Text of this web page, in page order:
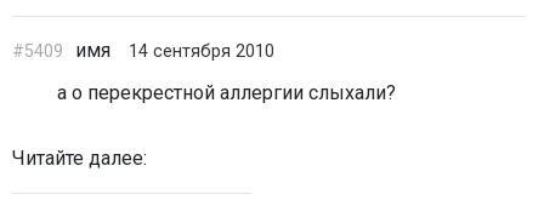
#5409 имя 14 сентября 2010
а о перекрестной аллергии слыхали?
Читайте далее: